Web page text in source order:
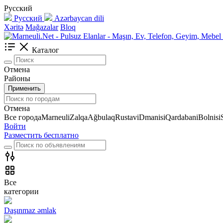
Русский
Русский
Azərbaycan dili
Xəritə Mağazalar Bloq
Каталог
Отмена
Районы
Применить
Отмена
Все городаMarneuliZalqaAğbulaqRustaviDmanisiQardabaniBolnisi
Войти
Разместить бесплатно
Все
категории
Daşınmaz əmlak